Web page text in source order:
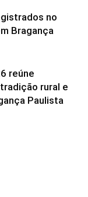
no
Bragança
reúne
rural e
Paulista